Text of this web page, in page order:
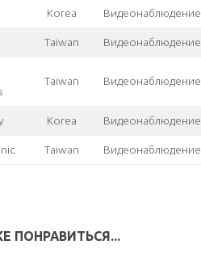
Korea Видеонаблюдение
Taiwan Видеонаблюдение
Taiwan Видеонаблюдение
Korea Видеонаблюдение
Taiwan Видеонаблюдение
ПОНРАВИТЬСЯ...